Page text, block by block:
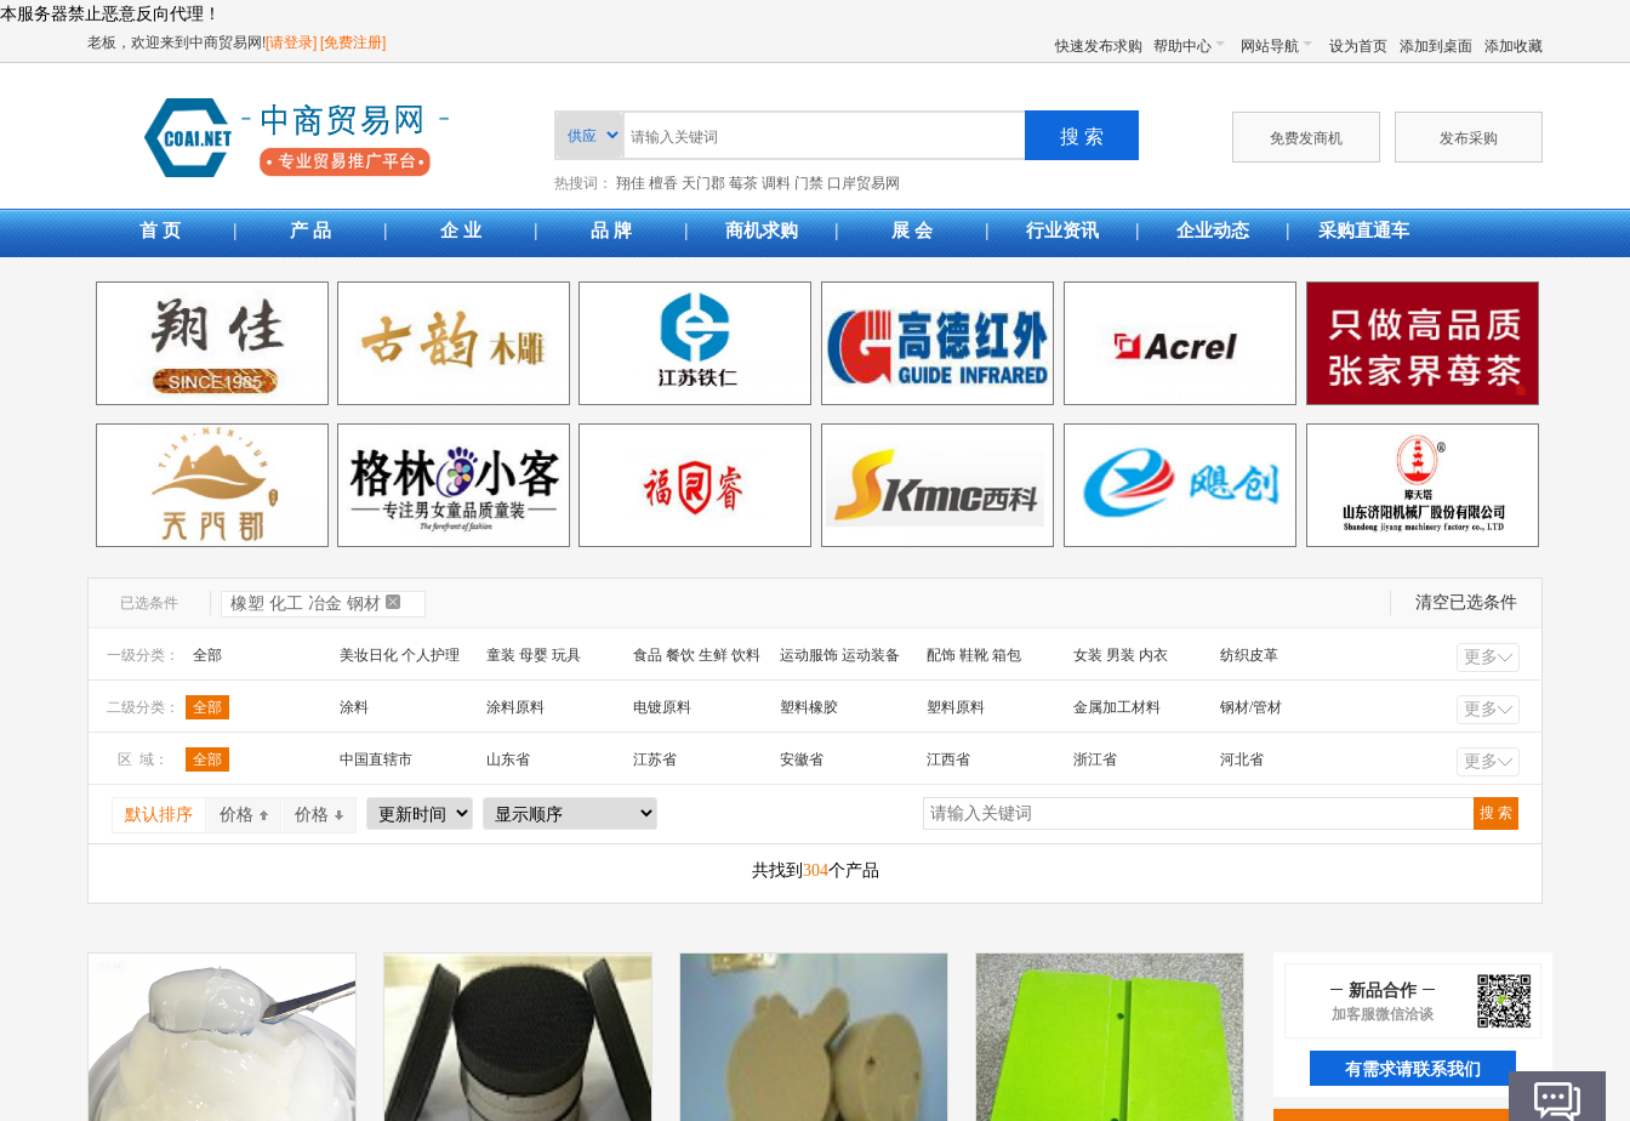
本服务器禁止恶意反向代理！
老板，欢迎来到中商贸易网![请登录][免费注册] 快速发布求购 帮助中心 网站导航 设为首页 添加到桌面 添加收藏
热搜词： 翔佳 檀香 天门郡 莓茶 调料 门禁 口岸贸易网
免费发商机 发布采购
首 页 | 产 品 | 企 业 | 品 牌 | 商机求购 | 展 会 | 行业资讯 | 企业动态 | 采购直通车
已选条件 橡塑 化工 冶金 钢材 清空已选条件
一级分类： 全部 美妆日化 个人护理 童装 母婴 玩具 食品 餐饮 生鲜 饮料 运动服饰 运动装备 配饰 鞋靴 箱包 女装 男装 内衣
纺织皮革
安全防护 五金工具
家装建材 机床 机械及行业设备
更多
二级分类： 全部 涂料 涂料原料 电镀原料 塑料橡胶 塑料原料 金属加工材料 钢材/管材 更多
区 域： 全部 中国直辖市 山东省 江苏省 安徽省 江西省 浙江省
河北省
广西
辽宁省 吉林省 黑龙江省 陕西省
宁夏
四川省 贵州省 云南省 西藏 台湾省 香港 澳门
更多
默认排序 价格 价格
共找到 304个产品
新品合作
加客服微信洽谈
有需求请联系我们